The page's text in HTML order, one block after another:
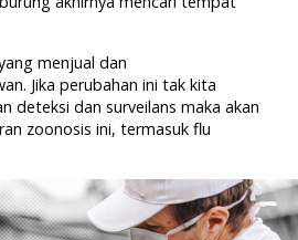
menjual dan
Jika perubahan ini tak kita
deteksi dan surveilans maka akan
zoonosis ini, termasuk flu